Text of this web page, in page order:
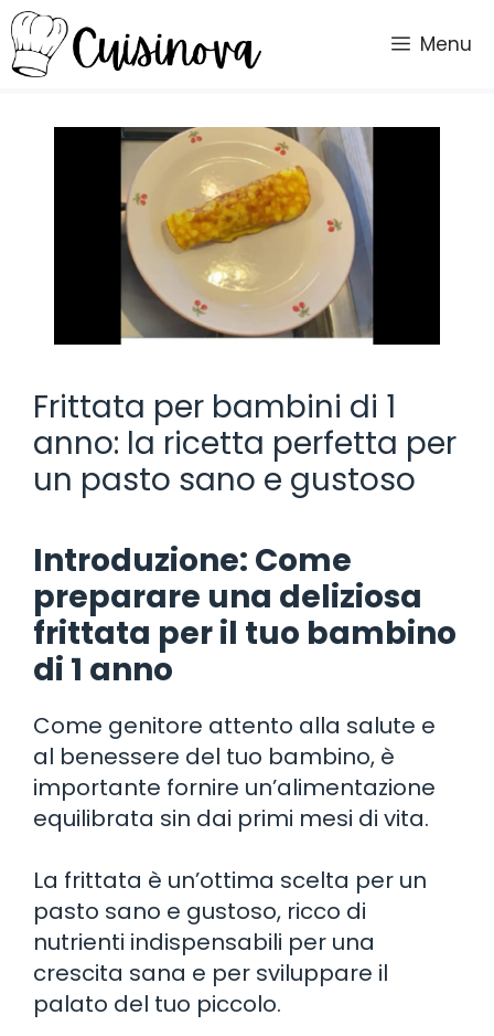
Vai
al
contenuto
Menu
Frittata per bambini di 1
anno: la ricetta perfetta per
un pasto sano e gustoso
Introduzione: Come
preparare una deliziosa
frittata per il tuo bambino
di 1 anno
Come genitore attento alla salute e
al benessere del tuo bambino, è
importante fornire un’alimentazione
equilibrata sin dai primi mesi di vita.
La frittata è un’ottima scelta per un
pasto sano e gustoso, ricco di
nutrienti indispensabili per una
crescita sana e per sviluppare il
palato del tuo piccolo.